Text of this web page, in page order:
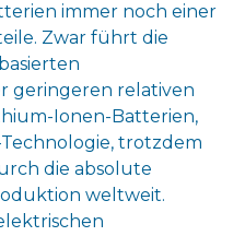
immer noch einer
Zwar führt die
geringeren relativen
Ionen-Batterien,
trotzdem
die absolute
weltweit.